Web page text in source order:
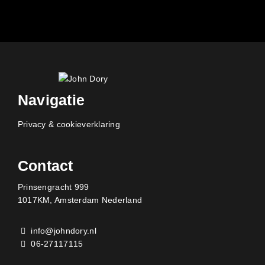
Navigatie
Privacy & cookieverklaring
Contact
Prinsengracht 999
1017KM, Amsterdam Nederland
info@johndory.nl
06-27117115